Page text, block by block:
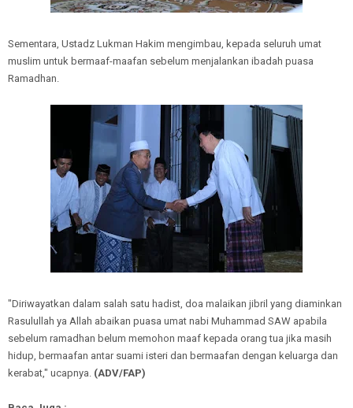
Sementara, Ustadz Lukman Hakim mengimbau, kepada seluruh umat
muslim untuk bermaaf-maafan sebelum menjalankan ibadah puasa
Ramadhan.
"Diriwayatkan dalam salah satu hadist, doa malaikan jibril yang diaminkan
Rasulullah ya Allah abaikan puasa umat nabi Muhammad SAW apabila
sebelum ramadhan belum memohon maaf kepada orang tua jika masih
hidup, bermaafan antar suami isteri dan bermaafan dengan keluarga dan
kerabat," ucapnya. (ADV/FAP)